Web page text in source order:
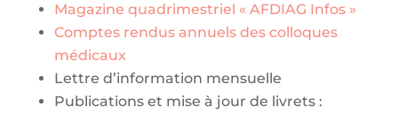
Magazine quadrimestriel « AFDIAG Infos »
Comptes rendus annuels des colloques
médicaux
Lettre d’information mensuelle
Publications et mise à jour de livrets :